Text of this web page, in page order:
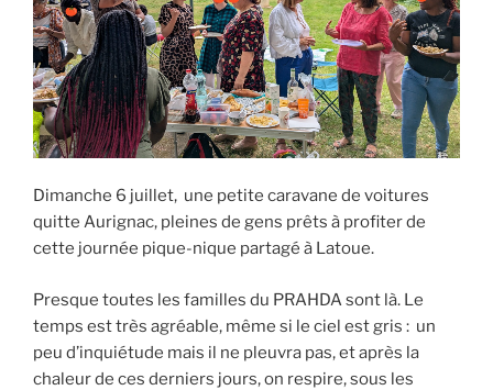
Dimanche 6 juillet, une petite caravane de voitures
quitte Aurignac, pleines de gens prêts à profiter de
cette journée pique-nique partagé à Latoue.
Presque toutes les familles du PRAHDA sont là. Le
temps est très agréable, même si le ciel est gris : un
peu d’inquiétude mais il ne pleuvra pas, et après la
chaleur de ces derniers jours, on respire, sous les